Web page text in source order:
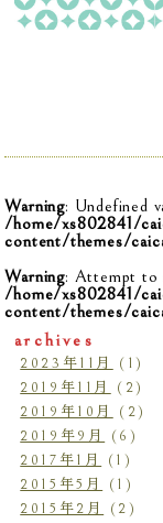
Warning: Undefined
/home/xs802841/
content/themes/
Warning: Attempt to
/home/xs802841/
content/themes/
archives
2023年11月
(1)
2019年11月
(2)
2019年10月
(2)
2019年9月
(6)
2017年1月
(1)
2015年5月
(1)
2015年2月
(2)